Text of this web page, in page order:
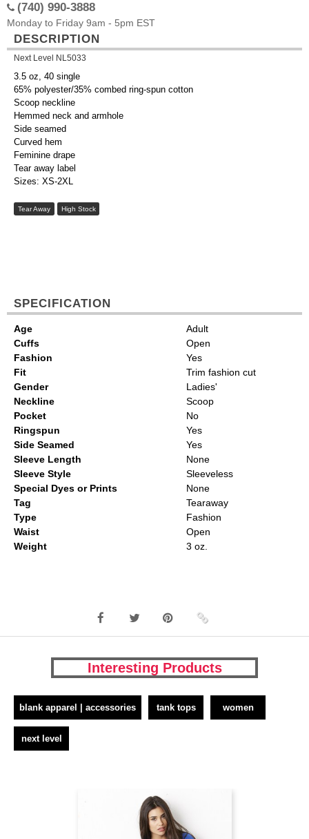
(740) 990-3888
Monday to Friday 9am - 5pm EST
DESCRIPTION
Next Level NL5033
3.5 oz, 40 single
65% polyester/35% combed ring-spun cotton
Scoop neckline
Hemmed neck and armhole
Side seamed
Curved hem
Feminine drape
Tear away label
Sizes: XS-2XL
Tear Away High Stock
SPECIFICATION
Age
Adult
Cuffs
Open
Fashion
Yes
Fit
Trim fashion cut
Gender
Ladies'
Neckline
Scoop
Pocket
No
Ringspun
Yes
Side Seamed
Yes
Sleeve Length
None
Sleeve Style
Sleeveless
Special Dyes or Prints
None
Tag
Tearaway
Type
Fashion
Waist
Open
Weight
3 oz.
Interesting Products
blank apparel | accessories tank tops women
next level